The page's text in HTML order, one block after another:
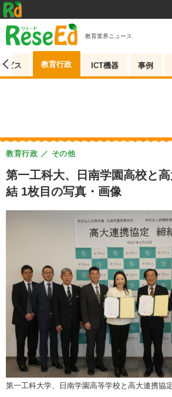
教育業界ニュース
ビス 教育行政 ICT機器 事例
第一工科大、日南学園高校と
結 1枚目の写真・画像
教育行政 その他
第一工科大学、日南学園高等学校と高大連携協